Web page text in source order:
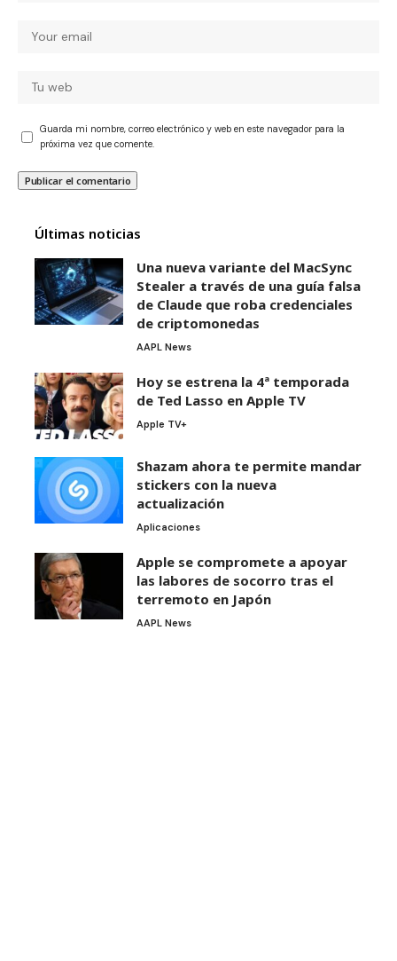
Guarda mi nombre, correo electrónico y web en este navegador para la
próxima vez que comente.
Últimas noticias
Una nueva variante del MacSync
Stealer a través de una guía falsa
de Claude que roba credenciales
de criptomonedas
AAPL News
Hoy se estrena la 4ª temporada
de Ted Lasso en Apple TV
Apple TV+
Shazam ahora te permite mandar
stickers con la nueva
actualización
Aplicaciones
Apple se compromete a apoyar
las labores de socorro tras el
terremoto en Japón
AAPL News